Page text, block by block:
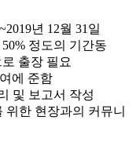
년 12월 31일
정도의 기간동
출장 필요
에 준함
및 보고서 작성
위한 현장과의 커뮤니